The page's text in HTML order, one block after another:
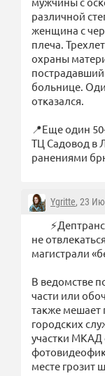
различной
женщина с
плеча.
охраны
больнице.
отказался.
📍Еще один
ТЦ Садовод в
ранениями
Ygritte, 23
не
магистрали
В ведомстве
части или
также мешает
городских
участки
месте грозит